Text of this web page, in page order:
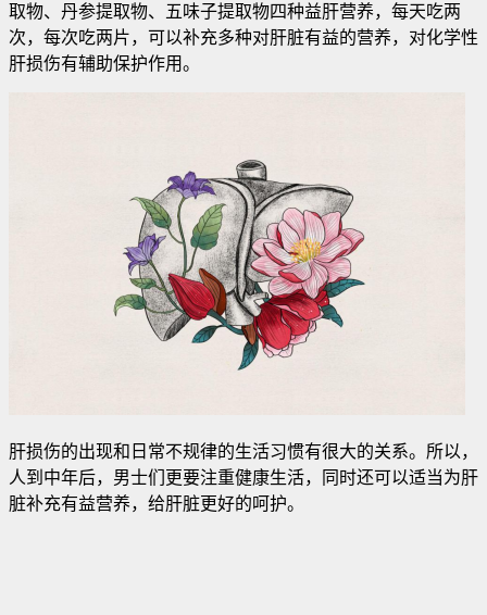
取物、丹参提取物、五味子提取物四种益肝营养，每天吃两
次，每次吃两片，可以补充多种对肝脏有益的营养，对化学性
肝损伤有辅助保护作用。
肝损伤的出现和日常不规律的生活习惯有很大的关系。所以，
人到中年后，男士们更要注重健康生活，同时还可以适当为肝
脏补充有益营养，给肝脏更好的呵护。